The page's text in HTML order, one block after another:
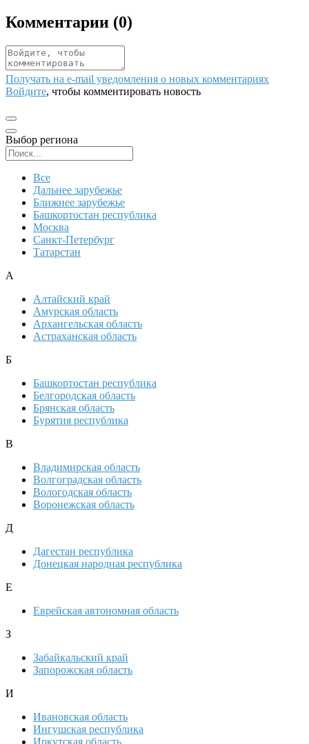
Комментарии (0)
Получать на e‑mail уведомления о новых комментариях
Войдите, чтобы комментировать новость
Выбор региона
Все
Дальнее зарубежье
Ближнее зарубежье
Башкортостан республика
Москва
Санкт-Петербург
Татарстан
А
Алтайский край
Амурская область
Архангельская область
Астраханская область
Б
Башкортостан республика
Белгородская область
Брянская область
Бурятия республика
В
Владимирская область
Волгоградская область
Вологодская область
Воронежская область
Д
Дагестан республика
Донецкая народная республика
Е
Еврейская автономная область
З
Забайкальский край
Запорожская область
И
Ивановская область
Ингушская республика